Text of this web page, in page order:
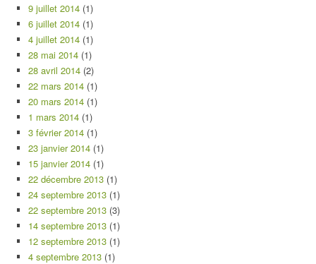
9 juillet 2014 (1)
6 juillet 2014 (1)
4 juillet 2014 (1)
28 mai 2014 (1)
28 avril 2014 (2)
22 mars 2014 (1)
20 mars 2014 (1)
1 mars 2014 (1)
3 février 2014 (1)
23 janvier 2014 (1)
15 janvier 2014 (1)
22 décembre 2013 (1)
24 septembre 2013 (1)
22 septembre 2013 (3)
14 septembre 2013 (1)
12 septembre 2013 (1)
4 septembre 2013 (1)